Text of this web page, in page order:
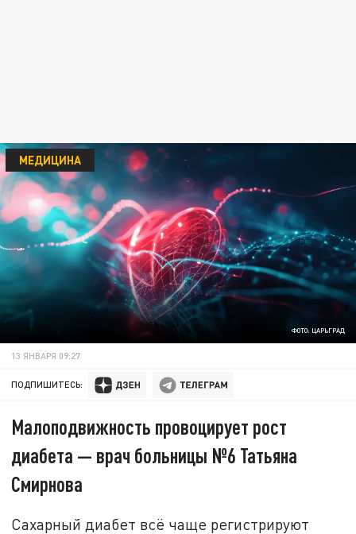
ФОТО: ЦАРЬГРАД
МЕДИЦИНА
13 ЯНВАРЯ 09:27
ПОДПИШИТЕСЬ:
Малоподвижность провоцирует рост
диабета — врач больницы №6 Татьяна
Смирнова
Сахарный диабет всё чаще регистрируют